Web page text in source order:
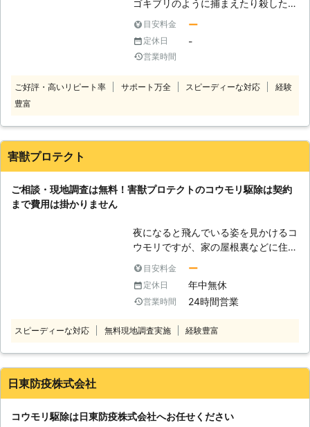
りなどのご説明をいたします。 ※対応
エリア・加盟店・現場状況により、事
見積もりに費用をいただく場合がござ
います。
ゴキブリのように捕まえたり殺したり
していたら法律違反で罰金を払わなけ
ればならなくなってしまうのです。素
人が自力での駆除というのは本当に難
しいのでプロに依頼すべきです。弊社
ます。とはいえ、プロの技術と道具で
実なお仕事で、皆様にご満足いただい
目安料金 ー
定休日 -
営業時間
ご好評・高いリピート率 サポート万全 スピーディーな対応
経験
豊富
害獣プロテクト
ご相談・現地調査は無料！害獣プロテクトのコウモリ駆除は契約
まで費用は掛かりません
夜になると飛んでいる姿を見かけるコ
ウモリですが、家の屋根裏などに住み
となることをご存知でしょうか。 コ
ウモリの被害で一番深刻なのが、糞や
尿による被害です。コウモリは一日に
間住み着かれただけでも悪臭や天井の
る方もいらっしゃるかもしれません。
目安料金 ー
定休日 年中無休
営業時間 24時間営業
スピーディーな対応 無料現地調査実施 経験豊富
日東防疫株式会社
コウモリ駆除は日東防疫株式会社へお任せください